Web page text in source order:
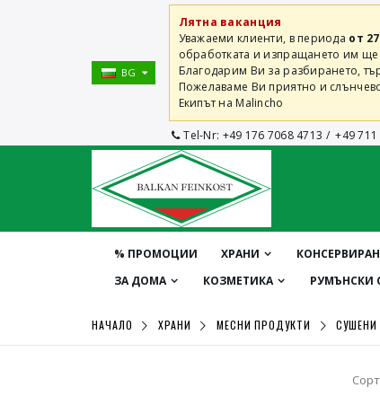
BG
Лятна ваканция
Уважаеми клиенти, в периода от
обработката и изпращането им ще
Благодарим Ви за разбирането,
Пожелаваме Ви приятно и
Екипът на Malincho
Tel-Nr: +49 176 7068 4713 /+49
% ПРОМОЦИИ ХРАНИ
ЗА ДОМА
КОЗМЕТИКА РУМЪНСКИ
НАЧАЛО ХРАНИ МЕСНИ ПРОДУКТИ СУШЕНИ